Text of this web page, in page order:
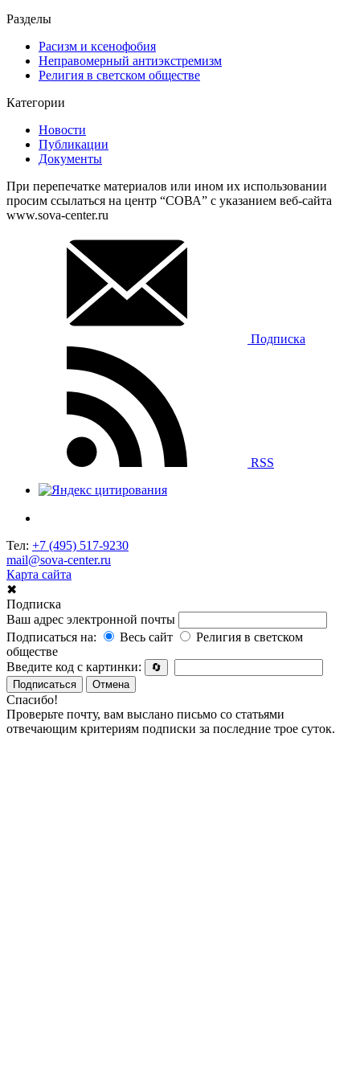
Разделы
Расизм и ксенофобия
Неправомерный антиэкстремизм
Религия в светском обществе
Категории
Новости
Публикации
Документы
При перепечатке материалов или ином их использовании
просим ссылаться на центр “СОВА” с указанием веб-сайта
www.sova-center.ru
Подписка
RSS
Тел: +7 (495) 517-9230
mail@sova-center.ru
Карта сайта
✖
Подписка
Ваш адрес электронной почты
Подписаться на:
Весь сайт
Религия в светском
обществе
Введите код с картинки:
🔄
Подписаться
Отмена
Спасибо!
Проверьте почту, вам выслано письмо со статьями
отвечающим критериям подписки за последние трое суток.